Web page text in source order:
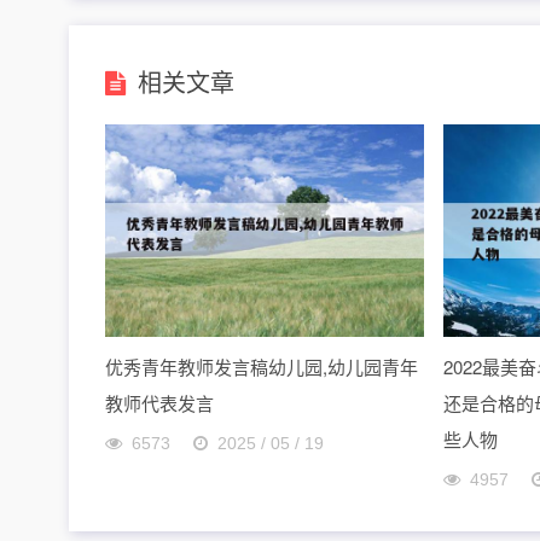
相关文章
优秀青年教师发言稿幼儿园,幼儿园青年
教师代表发言
6573 2025 / 05 / 19
2022最美
还是合格的
些人物
4957